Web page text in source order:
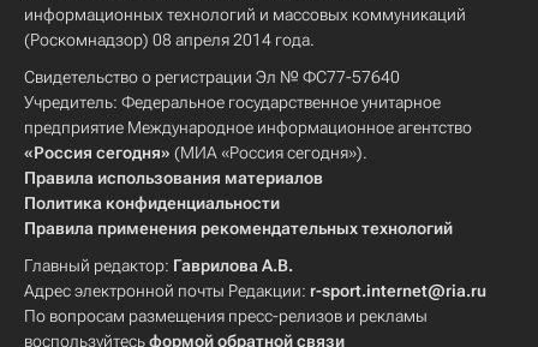
информационных технологий и массовых коммуникаций
(Роскомнадзор) 08 апреля 2014 года.
Свидетельство о регистрации Эл № ФС77-57640
Учредитель: Федеральное государственное унитарное
предприятие Международное информационное агентство
«Россия сегодня» (МИА «Россия сегодня»).
Правила использования материалов
Политика конфиденциальности
Правила применения рекомендательных технологий
Главный редактор: Гаврилова А.В.
Адрес электронной почты Редакции: r-sport.internet@ria.ru
По вопросам размещения пресс-релизов и рекламы
воспользуйтесьформой обратной связи